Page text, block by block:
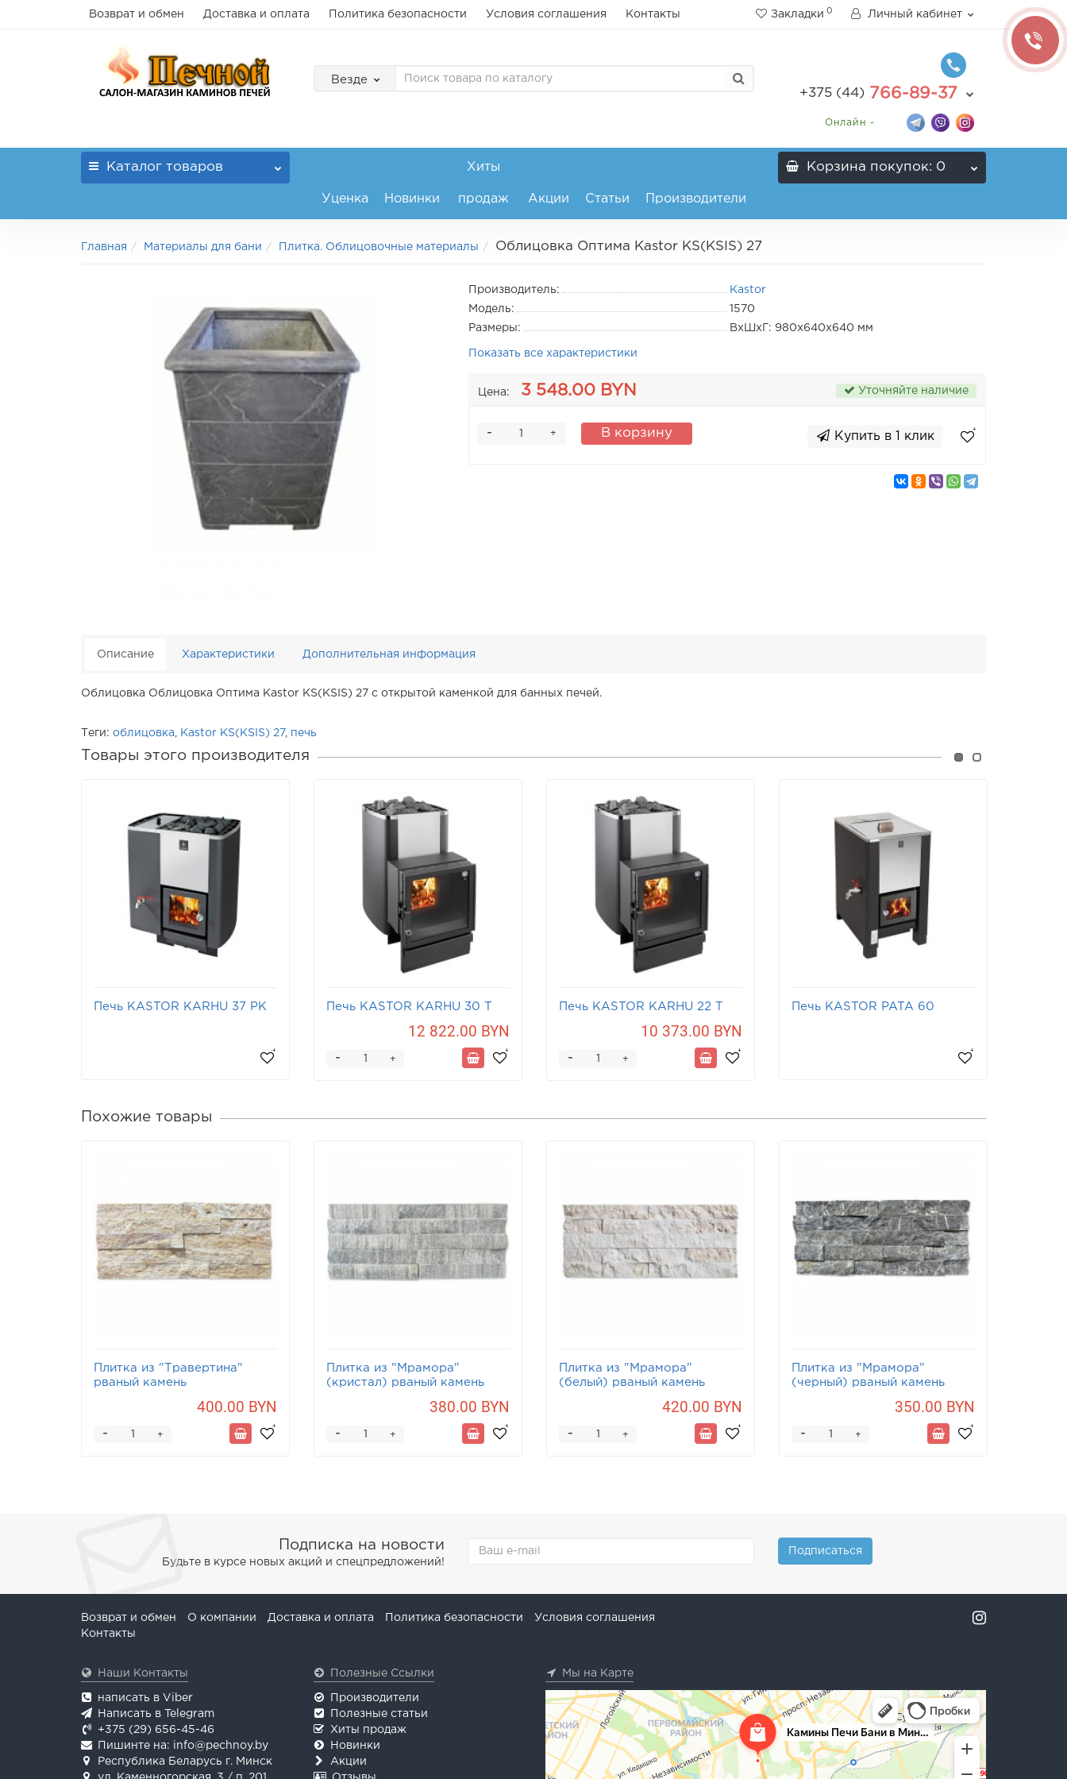
Возврат и обмен Доставка и оплата Политика безопасности Условия соглашения Контакты Закладки 0 Личный кабинет
Везде
+375 (44) 766-89-37
Онлайн -
Каталог товаров
Уценка Новинки
Хиты
продаж Акции Статьи Производители
Корзина покупок: 0
Главная Материалы для бани Плитка. Облицовочные материалы Облицовка Оптима Kastor KS(KSIS) 27
Производитель:
Kastor
Модель:
1570
Размеры:
ВхШxГ: 980х640х640 мм
Показать все характеристики
Цена: 3 548.00 BYN Уточняйте наличие
+
- В корзину Купить в 1 клик
Описание Характеристики Дополнительная информация
Облицовка Облицовка Оптима Kastor KS(KSIS) 27 с открытой каменкой для банных печей.
Теги: облицовка Kastor KS(KSIS) 27, печь
Товары этого производителя
Печь KASTOR KARHU 37 PK
Печь KASTOR KARHU 30 T
12 822.00 BYN
+
-
Печь KASTOR KARHU 22 T
10 373.00 BYN
+
-
Печь KASTOR PATA 60
Похожие товары
Плитка из "Травертина"
рваный камень
400.00 BYN
+
-
Плитка из "Мрамора"
(кристал) рваный камень
380.00 BYN
+
-
Плитка из "Мрамора"
(белый) рваный камень
420.00 BYN
+
-
Плитка из "Мрамора"
(черный) рваный камень
350.00 BYN
+
-
Подписка на новости
Будьте в курсе новых акций и спецпредложений!
Подписаться
Возврат и обмен О компании Доставка и оплата Политика безопасности
Условия соглашения
Контакты
Наши Контакты
написать в Viber
Написать в Telegram
+375 (29) 656-45-46
Пишинте на: info@pechnoy.by
Республика Беларусь г. Минск
Полезные Ссылки
Производители
Полезные статьи
Хиты продаж
Новинки
Акции
Мы на Карте